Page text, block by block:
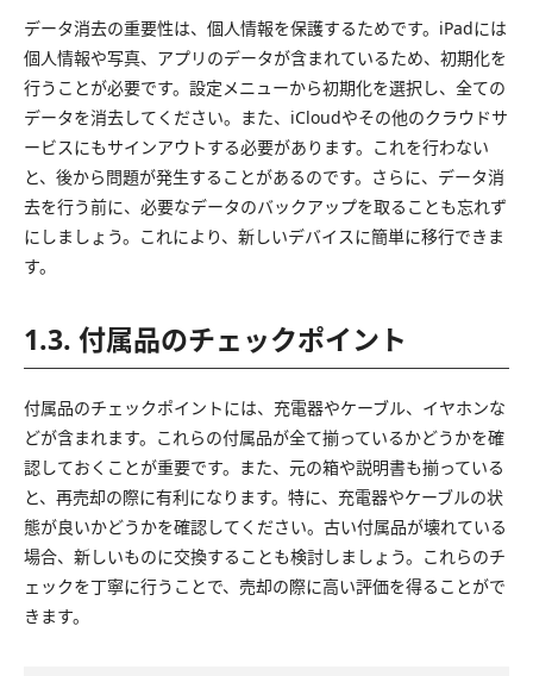
データ消去の重要性は、個人情報を保護するためです。iPadには
個人情報や写真、アプリのデータが含まれているため、初期化を
行うことが必要です。設定メニューから初期化を選択し、全ての
データを消去してください。また、iCloudやその他のクラウドサ
ービスにもサインアウトする必要があります。これを行わない
と、後から問題が発生することがあるのです。さらに、データ消
去を行う前に、必要なデータのバックアップを取ることも忘れず
にしましょう。これにより、新しいデバイスに簡単に移行できま
す。
1.3. 付属品のチェックポイント
付属品のチェックポイントには、充電器やケーブル、イヤホンな
どが含まれます。これらの付属品が全て揃っているかどうかを確
認しておくことが重要です。また、元の箱や説明書も揃っている
と、再売却の際に有利になります。特に、充電器やケーブルの状
態が良いかどうかを確認してください。古い付属品が壊れている
場合、新しいものに交換することも検討しましょう。これらのチ
ェックを丁寧に行うことで、売却の際に高い評価を得ることがで
きます。